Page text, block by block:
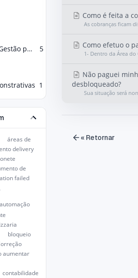
O) Marketing e Gestão para Food Service
5
1
áreas de
delivery
de
failed
automação
bloqueio
aumentar
contabilidade
Como é feita a
As cobranças ficam
Como efetuo o
1- Dentro da Área
Não paguei
desbloqueado?
Sua situação será
« Retornar